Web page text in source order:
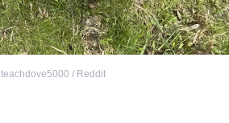
teachdove5000 / Reddit